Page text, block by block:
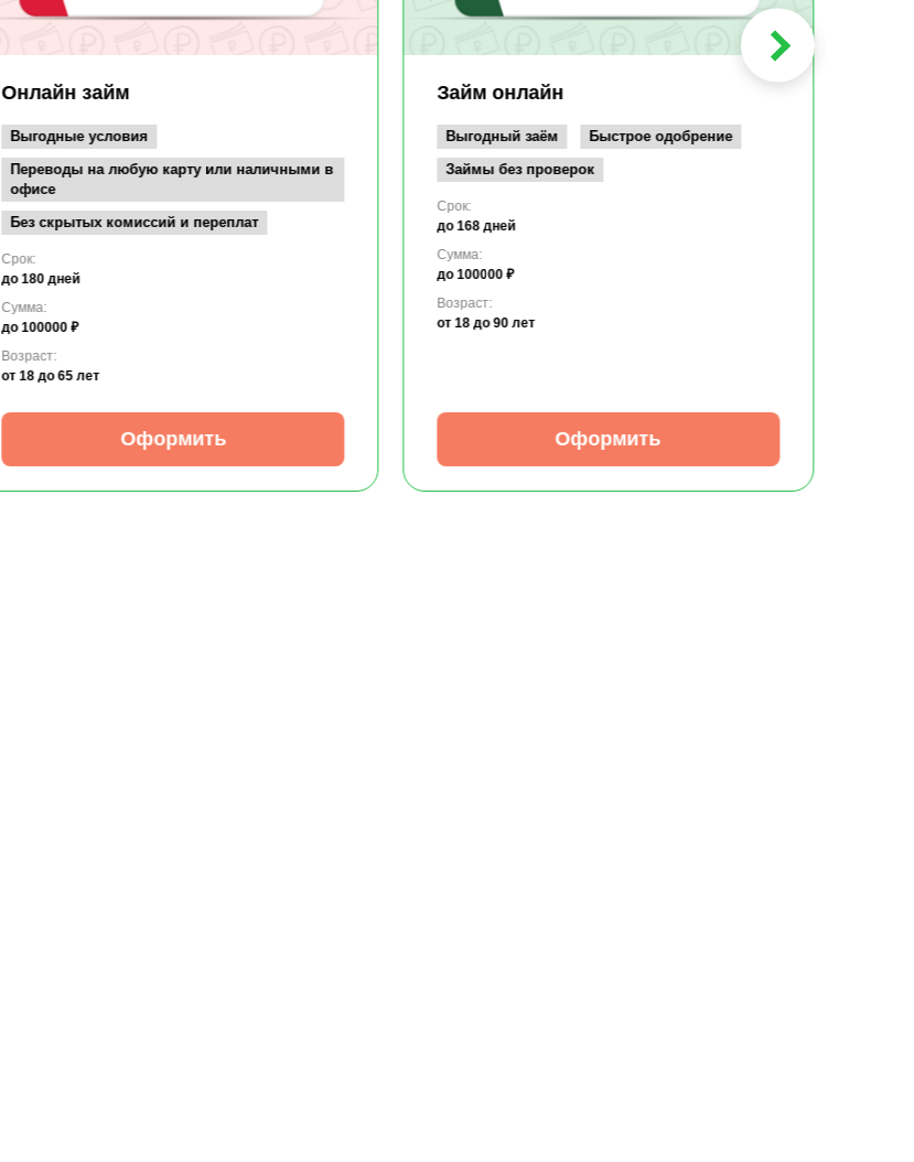
Онлайн займ
Выгодные условия
Переводы на любую карту или наличными в
офисе
Без скрытых комиссий и переплат
Срок:
до 180 дней
Сумма:
до 100000 ₽
Возраст:
от 18 до 65 лет
Оформить
Займ онлайн
Выгодный заём
Быстрое одобрение
Займы без проверок
Срок:
до 168 дней
Сумма:
до 100000 ₽
Возраст:
от 18 до 90 лет
Оформить